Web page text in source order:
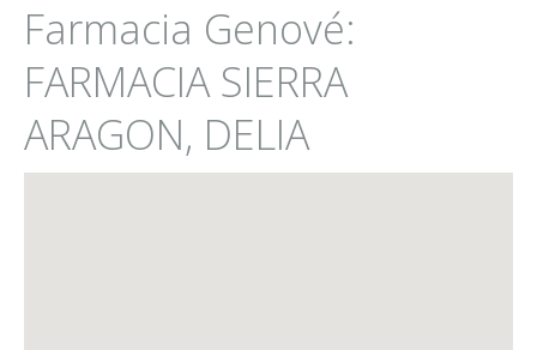
Farmacia Genové:
FARMACIA SIERRA
ARAGON, DELIA